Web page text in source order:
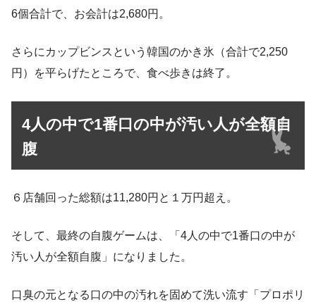
6個合計で、お会計は2,680円。
さらにカップビンスという韓国のかき氷（合計で2,250
円）を平らげたところで、食べ歩きは終了。
4人の中で1番口の中が汚い人が全額自
腹
６店舗回った総額は11,280円と１万円超え。
そして、最終の自腹ゲームは、「4人の中で1番口の中が
汚い人が全額自腹」になりました。
口臭の元となる口の中の汚れを固めて洗い流す「プロポリ